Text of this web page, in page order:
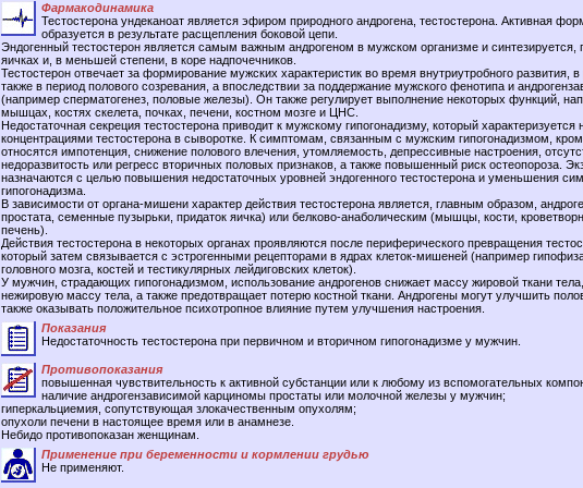
Фармакодинамика
Тестостерона ундеканоат является эфиром природного андрогена, тестостерона. Активная
образуется в результате расщепления боковой цепи.
Эндогенный тестостерон является самым важным андрогеном в мужском организме и синтезируется,
яичках и, в меньшей степени, в коре надпочечников.
Тестостерон отвечает за формирование мужских характеристик во время внутриутробного развития,
также в период полового созревания, а впоследствии за поддержание мужского фенотипа и
(например сперматогенез, половые железы). Он также регулирует выполнение некоторых функций,
мышцах, костях скелета, почках, печени, костном мозге и ЦНС.
Недостаточная секреция тестостерона приводит к мужскому гипогонадизму, который характеризуется
концентрациями тестостерона в сыворотке. К симптомам, связанным с мужским гипогонадизмом,
относятся импотенция, снижение полового влечения, утомляемость, депрессивные настроения,
недоразвитость или регресс вторичных половых признаков, а также повышенный риск остеопороза.
назначаются с целью повышения недостаточных уровней эндогенного тестостерона и уменьшения
гипогонадизма.
В зависимости от органа-мишени характер действия тестостерона является, главным образом,
простата, семенные пузырьки, придаток яичка) или белково-анаболическим (мышцы, кости,
печень).
Действия тестостерона в некоторых органах проявляются после периферического превращения
который затем связывается с эстрогенными рецепторами в ядрах клеток-мишеней (например
головного мозга, костей и тестикулярных лейдиговских клеток).
У мужчин, страдающих гипогонадизмом, использование андрогенов снижает массу жировой ткани
нежировую массу тела, а также предотвращает потерю костной ткани. Андрогены могут улучшить
также оказывать положительное психотропное влияние путем улучшения настроения.
Показания
Недостаточность тестостерона при первичном и вторичном гипогонадизме у мужчин.
Противопоказания
повышенная чувствительность к активной субстанции или к любому из вспомогательных
наличие андрогензависимой карциномы простаты или молочной железы у мужчин;
гиперкальциемия, сопутствующая злокачественным опухолям;
опухоли печени в настоящее время или в анамнезе.
Небидо противопоказан женщинам.
Применение при беременности и кормлении грудью
Не применяют.